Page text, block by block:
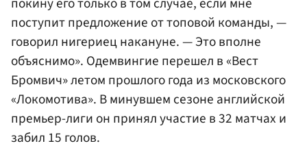
поступит предложение от топовой команды, —
говорил нигериец накануне. — Это вполне
объяснимо». Одемвингие перешел в «Вест
Бромвич» летом прошлого года из московского
«Локомотива». В минувшем сезоне английской
премьер-лиги он принял участие в 32 матчах и
забил 15 голов.